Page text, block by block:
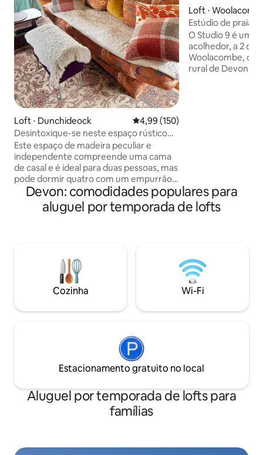
Loft ⋅ Dunchideock 4,99 de uma avaliação média de
4,99 (150)
Desintoxique-se neste espaço rústico
de um quarto sem Internet
Este espaço de madeira peculiar e
independente compreende uma cama
de casal e é ideal para duas pessoas, mas
pode dormir quatro com um empurrão,
pois há um sofá-cama de casal. Situado
no coração de Devon, o apartamento
tem uma cozinha pequena, sala de estar
para pessoas com problemas de
mobilidade. Há uma Smart TV, DVD e
sistema de música, mas não há Internet.
Este espaço é para não fumantes.
descartável, brinquedos estão
Loft ⋅
Estúdio de praia
vista para o mar
O Studio 9 é um
acolhedor, a 2
Woolacombe,
rural de Devon e
ano. Não é
estimação ou
Devon: comodidades populares para
aluguel por temporada de lofts
Cozinha Wi-Fi
Estacionamento gratuito no local
Aluguel por temporada de lofts para
famílias